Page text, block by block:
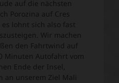
auf die nächsten
Porozina auf Cres
lohnt sich also fast
Wir machen
den Fahrtwind auf
Minuten Autofahrt vom
Ende der Insel,
unserem Ziel Mali